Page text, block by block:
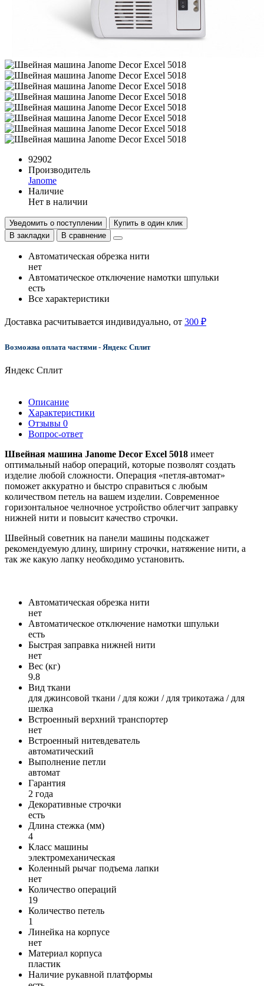
92902
Производитель
Janome
Наличие
Нет в наличии
Уведомить о поступлении
Купить в один клик
В закладки
В сравнение
Автоматическая обрезка нити
нет
Автоматическое отключение намотки шпульки
есть
Все характеристики
Доставка расчитывается индивидуально, от 300 ₽
Возможна оплата частями - Яндекс Сплит
Яндекс Сплит
Описание
Характеристики
Отзывы 0
Вопрос-ответ
Швейная машина Janome Decor Excel 5018 имеет
оптимальный набор операций, которые позволят создать
изделие любой сложности. Операция «петля-автомат»
поможет аккуратно и быстро справиться с любым
количеством петель на вашем изделии. Современное
горизонтальное челночное устройство облегчит заправку
нижней нити и повысит качество строчки.
Швейный советник на панели машины подскажет
рекомендуемую длину, ширину строчки, натяжение нити, а
так же какую лапку необходимо установить.
Автоматическая обрезка нити
нет
Автоматическое отключение намотки шпульки
есть
Быстрая заправка нижней нити
нет
Вес (кг)
9.8
Вид ткани
для джинсовой ткани / для кожи / для трикотажа / для
шелка
Встроенный верхний транспортер
нет
Встроенный нитевдеватель
автоматический
Выполнение петли
автомат
Гарантия
2 года
Декоративные строчки
есть
Длина стежка (мм)
4
Класс машины
электромеханическая
Коленный рычаг подъема лапки
нет
Количество операций
19
Количество петель
1
Линейка на корпусе
нет
Материал корпуса
пластик
Наличие рукавной платформы